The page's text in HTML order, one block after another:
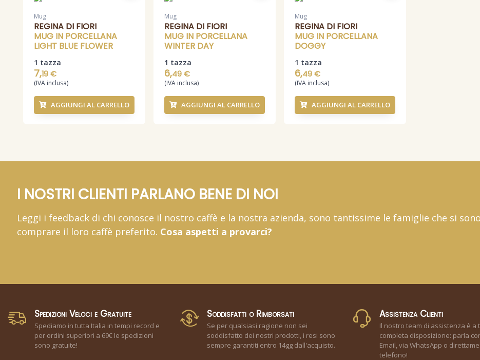
Mug
REGINA DI FIORI
MUG IN PORCELLANA
LIGHT BLUE FLOWER
1 tazza
7,19 €
(IVA inclusa)
AGGIUNGI AL CARRELLO
Mug
REGINA DI FIORI
MUG IN PORCELLANA
WINTER DAY
1 tazza
6,49 €
(IVA inclusa)
AGGIUNGI AL CARRELLO
Mug
REGINA DI FIORI
MUG IN PORCELLANA
DOGGY
1 tazza
6,49 €
(IVA inclusa)
AGGIUNGI AL CARRELLO
I NOSTRI CLIENTI PARLANO BENE DI NOI
Leggi i feedback di chi conosce il nostro caffè e la nostra azienda, sono tantissime le famiglie che si
comprare il loro caffè preferito. Cosa aspetti a provarci?
Spedizioni Veloci e Gratuite
Spediamo in tutta Italia in tempi record e
per ordini superiori a 69€ le spedizioni
sono gratuite!
Soddisfatti o Rimborsati
Se per qualsiasi ragione non sei
soddisfatto dei nostri prodotti, i resi sono
sempre garantiti entro 14gg dall'acquisto.
Assistenza Clienti
Il nostro team di assistenza è a
completa disposizione: parla
Email, via WhatsApp o
telefono!